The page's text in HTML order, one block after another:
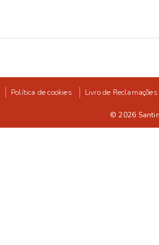
Política de cookies Livro de Reclamações
© 2026